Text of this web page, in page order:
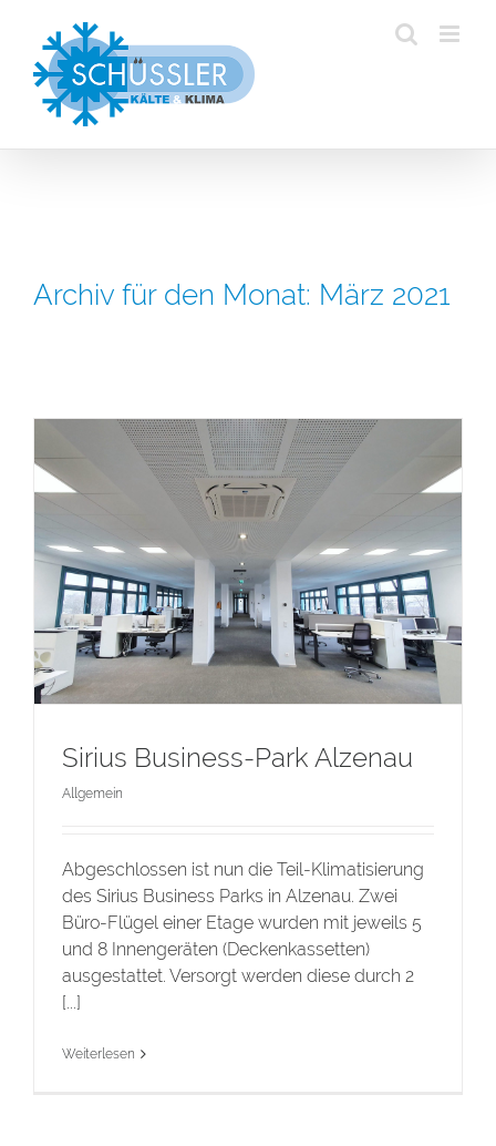
springen
Archiv für den Monat: März 2021
Sirius Business-Park Alzenau
Sirius Business-Park Alzenau
Allgemein
Abgeschlossen ist nun die Teil-Klimatisierung
des Sirius Business Parks in Alzenau. Zwei
Büro-Flügel einer Etage wurden mit jeweils 5
und 8 Innengeräten (Deckenkassetten)
ausgestattet. Versorgt werden diese durch 2
[...]
Weiterlesen